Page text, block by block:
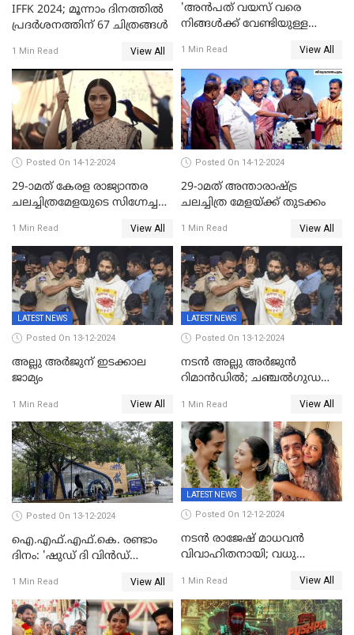
IFFK 2024; മൂന്നാം ദിനത്തില്‍
പ്രദര്‍ശനത്തിന് 67 ചിത്രങ്ങള്‍
1 Min Read View All
'അന്‍പത് വയസ് വരെ
നിങ്ങള്‍ക്ക് വേണ്ടിയുള്ള
കൂട്ട് ആവശ്യമുണ്ട്; കല്യാണം
കഴിക്കാമെന്ന് തോന്നി
തുടങ്ങിയിട്ടുണ്ടെന്ന് നിഷ
സാരംഗ്
1 Min Read View All
Posted On 14-12-2024
29-ാമത് കേരള രാജ്യാന്തര
ചലച്ചിത്രമേളയുടെ സിഗ്നേച്ചർ
1 Min Read View All
Posted On 14-12-2024
29-ാമത് അന്താരാഷ്‌ട്ര
ചലച്ചിത്ര മേളയ്‌ക്ക് തുടക്കം
1 Min Read View All
LATEST NEWS
Posted On 13-12-2024
അല്ലു അർജുന് ഇടക്കാല
ജാമ്യം
1 Min Read View All
LATEST NEWS
Posted On 13-12-2024
നടൻ അല്ലു അർജുൻ
റിമാൻഡിൽ; ചഞ്ചൽഗുഡ
1 Min Read View All
Posted On 13-12-2024
ഐ.എഫ്.എഫ്.കെ. രണ്ടാം
ദിനം: 'ഷുഡ് ദി വിൻഡ്
'കിഷ്‌കികിന്ധാ കാണ്ഡം' വരെ
1 Min Read View All
LATEST NEWS
Posted On 12-12-2024
നടൻ രാജേഷ് മാധവൻ
വിവാഹിതനായി; വധു
കാരാട്ട്
1 Min Read View All